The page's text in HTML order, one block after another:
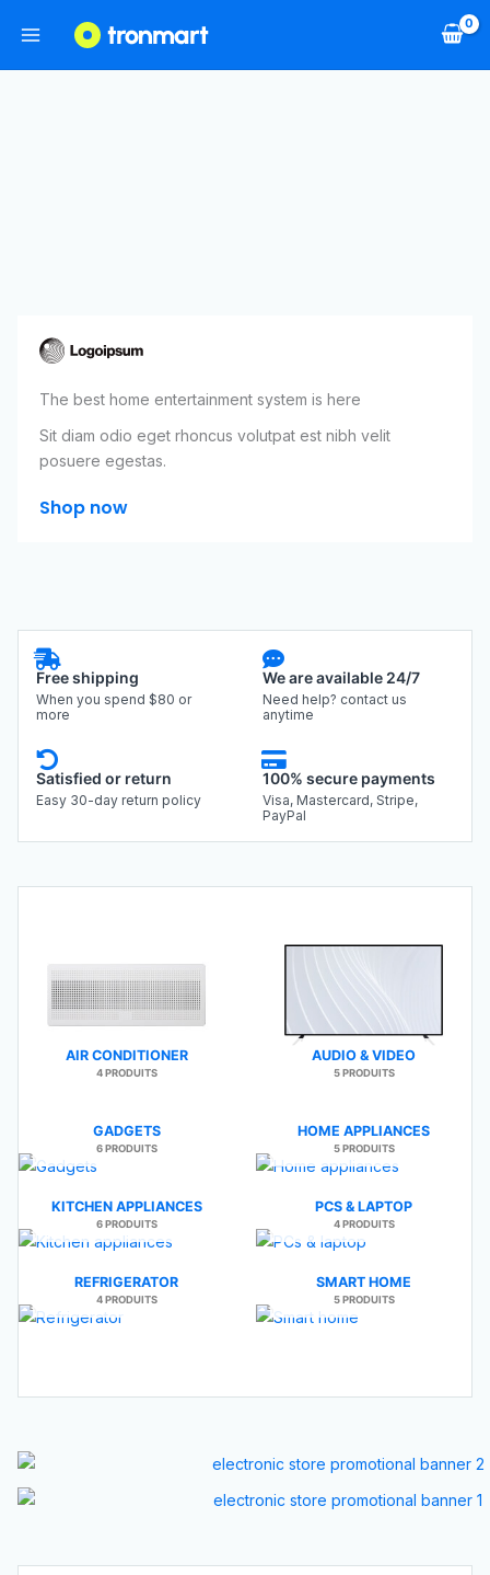
The best home entertainment system is here
Sit diam odio eget rhoncus volutpat est nibh velit
posuere egestas.
Shop now
Free shipping
When you spend $80 or
more
We are available 24/7
Need help? contact us
anytime
Satisfied or return
Easy 30-day return policy
100% secure payments
Visa, Mastercard, Stripe,
PayPal
AIR CONDITIONER
4 PRODUITS
AUDIO & VIDEO
5 PRODUITS
GADGETS
6 PRODUITS
HOME APPLIANCES
5 PRODUITS
KITCHEN APPLIANCES
6 PRODUITS
PCS & LAPTOP
4 PRODUITS
REFRIGERATOR
4 PRODUITS
SMART HOME
5 PRODUITS